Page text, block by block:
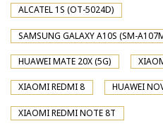
ALCATEL 1S (OT-5024D)
SAMSUNG GALAXY A10S (SM-
HUAWEI MATE 20X (5G)
XIAOMI REDMI 8 HUAWEI
XIAOMI REDMI NOTE 8T